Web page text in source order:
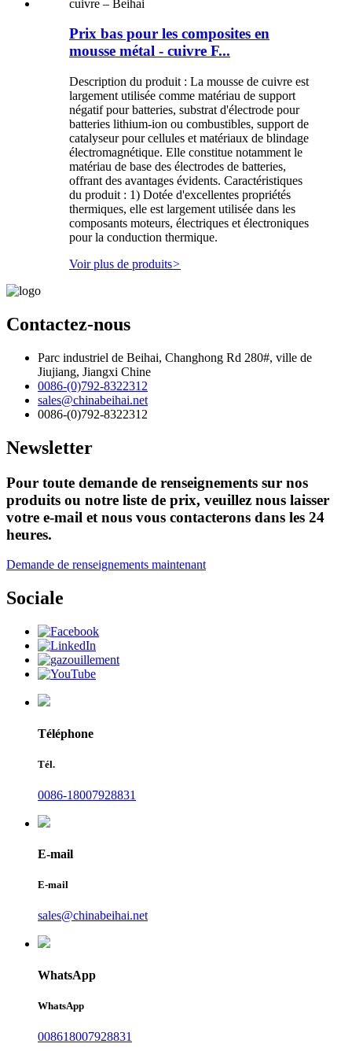
Prix ​​bas pour les composites en
mousse métal - cuivre F...
Description du produit : La mousse de cuivre est
largement utilisée comme matériau de support
négatif pour batteries, substrat d'électrode pour
batteries lithium-ion ou combustibles, support de
catalyseur pour cellules et matériaux de blindage
électromagnétique. Elle constitue notamment le
matériau de base des électrodes de batteries,
offrant des avantages évidents. Caractéristiques
du produit : 1) Dotée d'excellentes propriétés
thermiques, elle est largement utilisée dans les
composants moteurs, électriques et électroniques
pour la conduction thermique.
Voir plus de produits>
Contactez-nous
Parc industriel de Beihai, Changhong Rd 280#, ville de
Jiujiang, Jiangxi Chine
0086-(0)792-8322312
sales@chinabeihai.net
0086-(0)792-8322312
Newsletter
Pour toute demande de renseignements sur nos
produits ou notre liste de prix, veuillez nous laisser
votre e-mail et nous vous contacterons dans les 24
heures.
Demande de renseignements maintenant
Sociale
Téléphone
Tél.
0086-18007928831
E-mail
E-mail
sales@chinabeihai.net
WhatsApp
WhatsApp
008618007928831